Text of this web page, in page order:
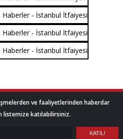
ve faaliyetlerinden haberdar
listemize katılabilirsiniz.